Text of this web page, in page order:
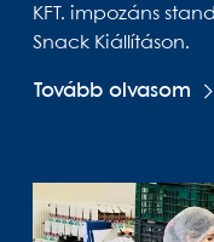
KFT. impozáns
Snack Kiállításon.
Tovább olvasom